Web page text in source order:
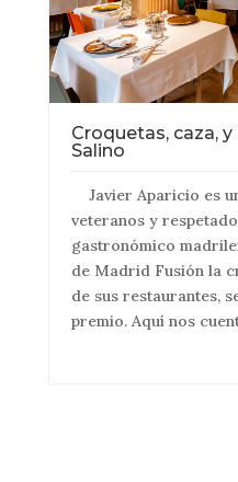
Croquetas, caza,
Salino
Javier Aparicio es
veteranos y
gastronómico
de Madrid Fusión la
de sus restaurantes,
premio. Aquí nos